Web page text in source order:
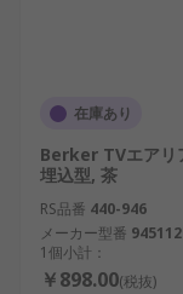
在庫あり
Berker TVエアリ
埋込型, 茶
RS品番 440-946
メーカー型番
1個小計：
￥898.00(税抜)